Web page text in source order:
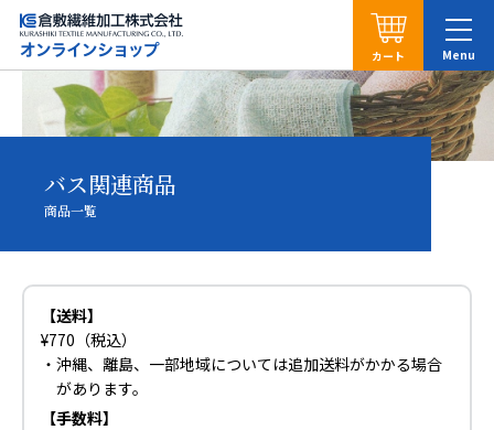
カート
バス関連商品
商品一覧
【送料】
¥770（税込）
・沖縄、離島、一部地域については追加送料がかかる場合
があります。
【手数料】